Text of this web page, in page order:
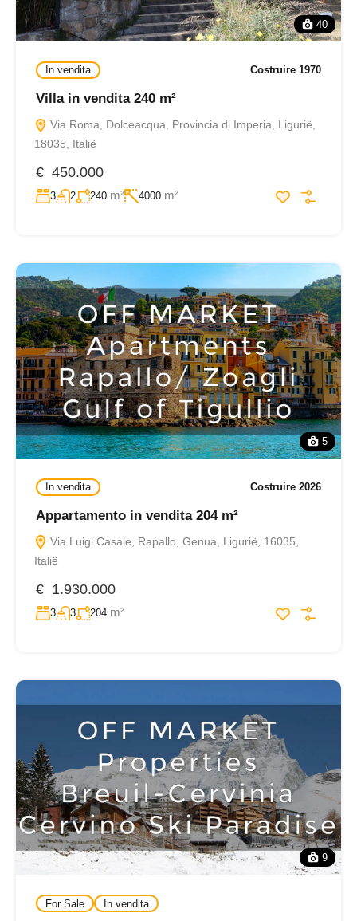
40
In vendita Costruire 1970
Villa in vendita 240 m²
Via Roma, Dolceacqua, Provincia di Imperia, Ligurië,
18035, Italië
€ 450.000
3 2 240 m² 4000 m²
5
In vendita Costruire 2026
Appartamento in vendita 204 m²
Via Luigi Casale, Rapallo, Genua, Ligurië, 16035,
Italië
€ 1.930.000
3 3 204 m²
9
For Sale In vendita